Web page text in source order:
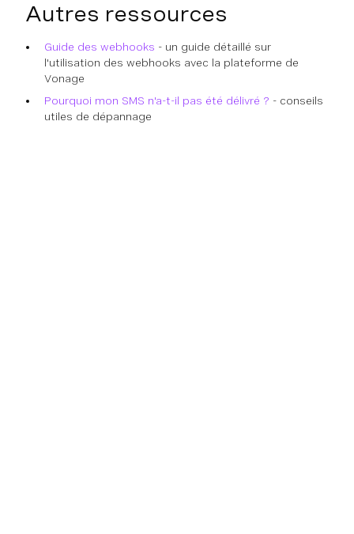
Autres ressources
Guide des webhooks - un guide détaillé sur
l'utilisation des webhooks avec la plateforme de
Vonage
Pourquoi mon SMS n'a-t-il pas été délivré ? - conseils
utiles de dépannage